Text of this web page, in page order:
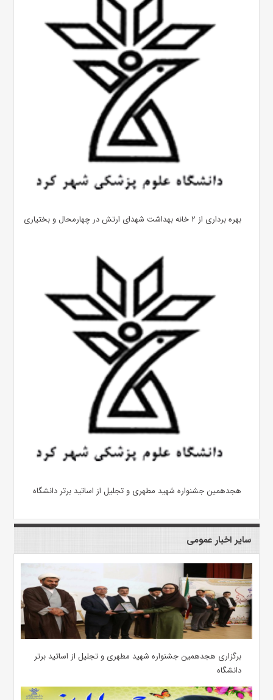
بهره ‌برداری از ۲ خانه بهداشت شهدای ارتش در چهارمحال و بختیاری
هجدهمین جشنواره شهید مطهری و تجلیل از اساتید برتر دانشگاه
سایر اخبار عمومی
برگزاری هجدهمین جشنواره شهید مطهری و تجلیل از اساتید برتر
دانشگاه